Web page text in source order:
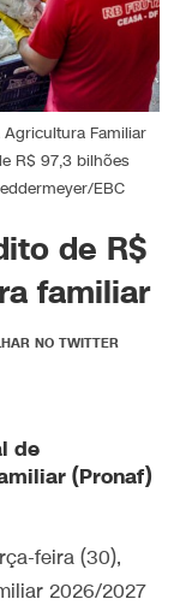
Familiar
R$ 97,3 bilhões
EBC
de R$
familiar
de
(Pronaf)
feira (30),
2026/2027